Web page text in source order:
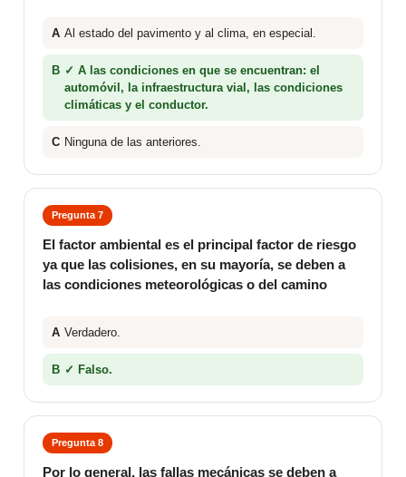
A Al estado del pavimento y al clima, en especial.
B ✓ A las condiciones en que se encuentran: el
automóvil, la infraestructura vial, las condiciones
climáticas y el conductor.
C Ninguna de las anteriores.
Pregunta 7
El factor ambiental es el principal factor de riesgo
ya que las colisiones, en su mayoría, se deben a
las condiciones meteorológicas o del camino
A Verdadero.
B ✓ Falso.
Pregunta 8
Por lo general, las fallas mecánicas se deben a